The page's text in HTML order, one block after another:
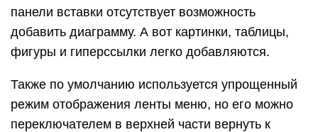
панели вставки отсутствует возможность
добавить диаграмму. А вот картинки, таблицы,
фигуры и гиперссылки легко добавляются.
Также по умолчанию используется упрощенный
режим отображения ленты меню, но его можно
переключателем в верхней части вернуть к